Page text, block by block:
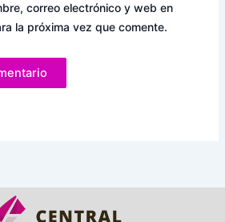
correo electrónico y web en
la próxima vez que comente.